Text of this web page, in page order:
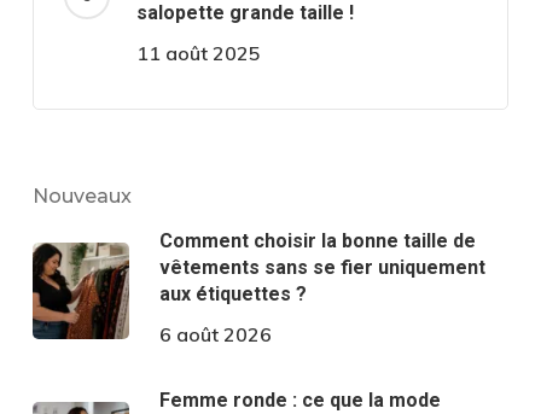
salopette grande taille !
11 août 2025
Nouveaux
Comment choisir la bonne taille de
vêtements sans se fier uniquement
aux étiquettes ?
6 août 2026
Femme ronde : ce que la mode